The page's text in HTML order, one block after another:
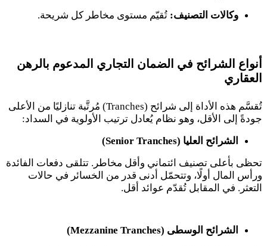
وكالات التصنيف: تُقيّم مستوى مخاطر كل شريحة.
أنواع الشرائح في الضمان التجاري المدعوم بالرهن
العقاري
تُقسَّم هذه الأداة إلى شرائح (Tranches) مُرتَّبة تنازليًا من الأعلى
جودةً إلى الأقل، وهو نظام يُعادل ترتيب الأولوية في السداد:
الشرائح العليا (Senior Tranches)
تحظى بأعلى تصنيف ائتماني وأقل مخاطر. تتلقى دفعات الفائدة
ورأس المال أولًا، وتتحمّل أدنى قدر من الخسائر في حالات
التعثر. في المقابل تُقدّم عوائد أقل.
الشرائح الوسطى (Mezzanine Tranches)